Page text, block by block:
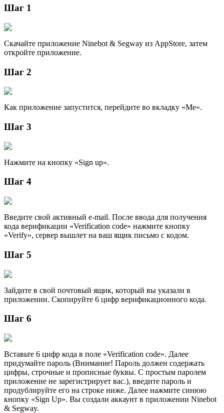
Шаг 1
Скачайте приложение Ninebot & Segway из AppStore, затем
откройте приложение.
Шаг 2
Как приложение запустится, перейдите во вкладку «Me».
Шаг 3
Нажмите на кнопку «Sign up».
Шаг 4
Введите свой активный e-mail. После ввода для получения
кода верификации «Verification code» нажмите кнопку
«Verify», сервер вышлет на ваш ящик письмо с кодом.
Шаг 5
Зайдите в свой почтовый ящик, который вы указали в
приложении. Скопируйте 6 цифр верификационного кода.
Шаг 6
Вставьте 6 цифр кода в поле «Verification code». Далее
придумайте пароль (Внимание! Пароль должен содержать
цифры, строчные и прописные буквы. С простым паролем
приложение не зарегистрирует вас.), введите пароль и
продублируйте его на строке ниже. Далее нажмите синюю
кнопку «Sign Up». Вы создали аккаунт в приложении Ninebot
& Segway.